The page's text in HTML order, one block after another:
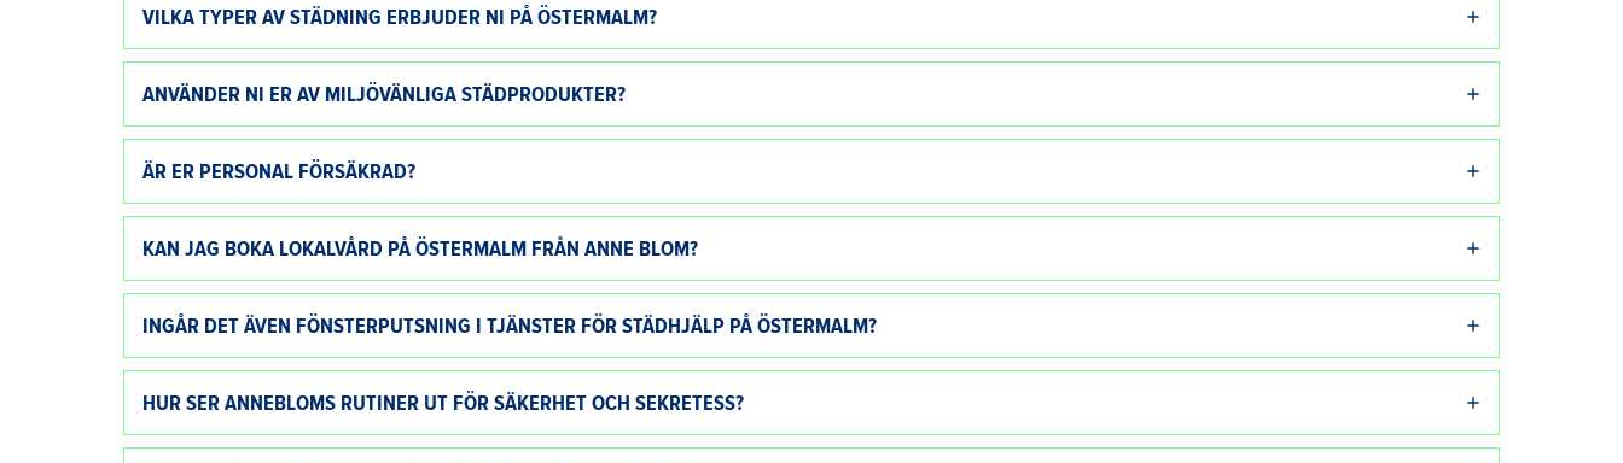
VILKA TYPER AV STÄDNING ERBJUDER NI PÅ ÖSTERMALM?
ANVÄNDER NI ER AV MILJÖVÄNLIGA STÄDPRODUKTER?
ÄR ER PERSONAL FÖRSÄKRAD?
KAN JAG BOKA LOKALVÅRD PÅ ÖSTERMALM FRÅN ANNE BLOM?
INGÅR DET ÄVEN FÖNSTERPUTSNING I TJÄNSTER FÖR STÄDHJÄLP PÅ ÖSTERMALM?
HUR SER ANNEBLOMS RUTINER UT FÖR SÄKERHET OCH SEKRETESS?